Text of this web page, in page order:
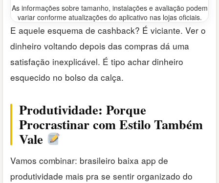
As informações sobre tamanho, instalações e avaliação podem
variar conforme atualizações do aplicativo nas lojas oficiais.
E aquele esquema de cashback? É viciante. Ver o
dinheiro voltando depois das compras dá uma
satisfação inexplicável. É tipo achar dinheiro
esquecido no bolso da calça.
Produtividade: Porque
Procrastinar com Estilo Também
Vale
Vamos combinar: brasileiro baixa app de
produtividade mais pra se sentir organizado do